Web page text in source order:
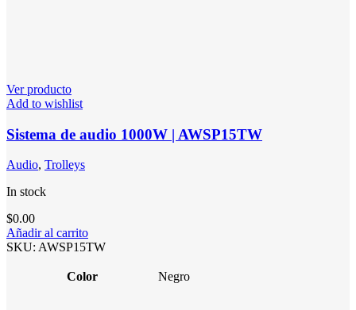
Ver producto
Add to wishlist
Sistema de audio 1000W | AWSP15TW
Audio, Trolleys
In stock
$0.00
Añadir al carrito
SKU: AWSP15TW
Color Negro